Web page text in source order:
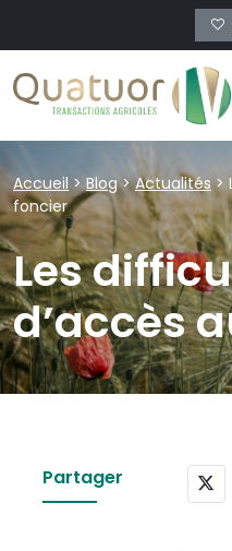
Accueil>Blog>Actualités>
foncier
Les
d’accès
Partager